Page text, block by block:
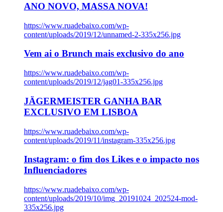
ANO NOVO, MASSA NOVA!
https://www.ruadebaixo.com/wp-
content/uploads/2019/12/unnamed-2-335x256.jpg
Vem ai o Brunch mais exclusivo do ano
https://www.ruadebaixo.com/wp-
content/uploads/2019/12/jag01-335x256.jpg
JÄGERMEISTER GANHA BAR
EXCLUSIVO EM LISBOA
https://www.ruadebaixo.com/wp-
content/uploads/2019/11/instagram-335x256.jpg
Instagram: o fim dos Likes e o impacto nos
Influenciadores
https://www.ruadebaixo.com/wp-
content/uploads/2019/10/img_20191024_202524-mod-
335x256.jpg